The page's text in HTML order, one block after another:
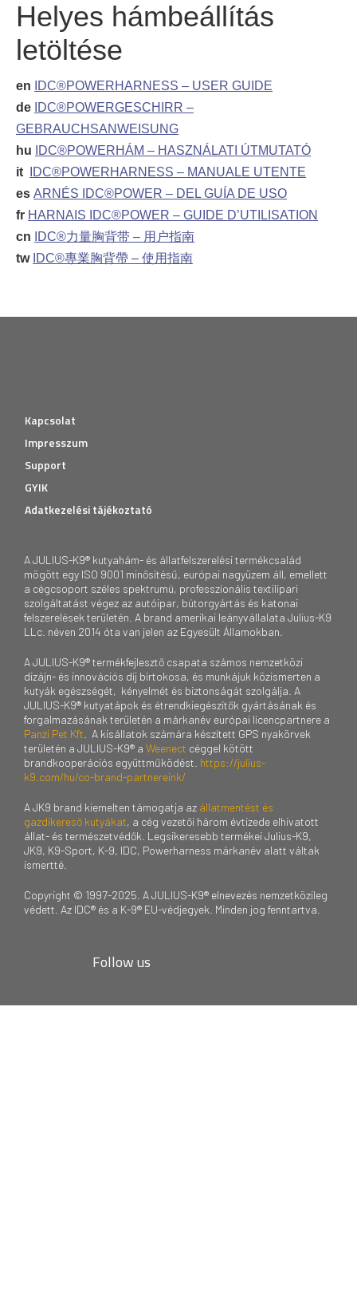
Helyes hámbeállítás
letöltése
en
IDC®POWERHARNESS – USER GUIDE
de IDC®POWERGESCHIRR –
GEBRAUCHSANWEISUNG
hu
IDC®POWERHÁM – HASZNÁLATI ÚTMUTATÓ
it
IDC®POWERHARNESS – MANUALE UTENTE
es ARNÉS IDC®POWER – DEL GUÍA DE USO
fr HARNAIS IDC®POWER – GUIDE D’UTILISATION
cn
IDC®力量胸背带 – 用户指南
tw IDC®專業胸背帶 – 使用指南
Kapcsolat
Impresszum
Support
GYIK
Adatkezelési tájékoztató
A JULIUS-K9® kutyahám- és állatfelszerelési termékcsalád
mögött egy ISO 9001 minősítésű, európai nagyüzem áll, emellett
a cégcsoport széles spektrumú, professzionális textilipari
szolgáltatást végez az autóipar, bútorgyártás és katonai
felszerelések területén. A brand amerikai leányvállalata Julius-K9
LLc. néven 2014 óta van jelen az Egyesült Államokban.
A JULIUS-K9® termékfejlesztő csapata számos nemzetközi
dizájn- és innovációs díj birtokosa, és munkájuk közismerten a
kutyák egészségét, kényelmét és biztonságát szolgálja. A
JULIUS-K9® kutyatápok és étrendkiegészítők gyártásának és
forgalmazásának területén a márkanév európai licencpartnere a
Panzi Pet Kft . A kisállatok számára készített GPS nyakörvek
területén a JULIUS-K9® a Weenect céggel kötött
brandkooperációs együttműködést. https://julius-
k9.com/hu/co-brand-partnereink/
A JK9 brand kiemelten támogatja az állatmentést és
gazdikereső kutyákat, a cég vezetői három évtizede elhivatott
állat- és természetvédők. Legsikeresebb termékei Julius-K9,
JK9, K9-Sport, K-9, IDC, Powerharness márkanév alatt váltak
ismertté.
Copyright © 1997-2025. A JULIUS-K9® elnevezés nemzetközileg
védett. Az IDC® és a K-9® EU-védjegyek. Minden jog fenntartva.
Follow us